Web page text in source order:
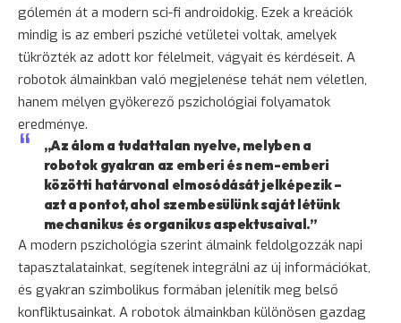
gólemén át a modern sci-fi androidokig. Ezek a kreációk
mindig is az emberi psziché vetületei voltak, amelyek
tükrözték az adott kor félelmeit, vágyait és kérdéseit. A
robotok álmainkban való megjelenése tehát nem véletlen,
hanem mélyen gyökerező pszichológiai folyamatok
eredménye.
„Az álom a tudattalan nyelve, melyben a
robotok gyakran az emberi és nem-emberi
közötti határvonal elmosódását jelképezik –
azt a pontot, ahol szembesülünk saját létünk
mechanikus és organikus aspektusaival.”
A modern pszichológia szerint álmaink feldolgozzák napi
tapasztalatainkat, segítenek integrálni az új információkat,
és gyakran szimbolikus formában jelenítik meg belső
konfliktusainkat. A robotok álmainkban különösen gazdag